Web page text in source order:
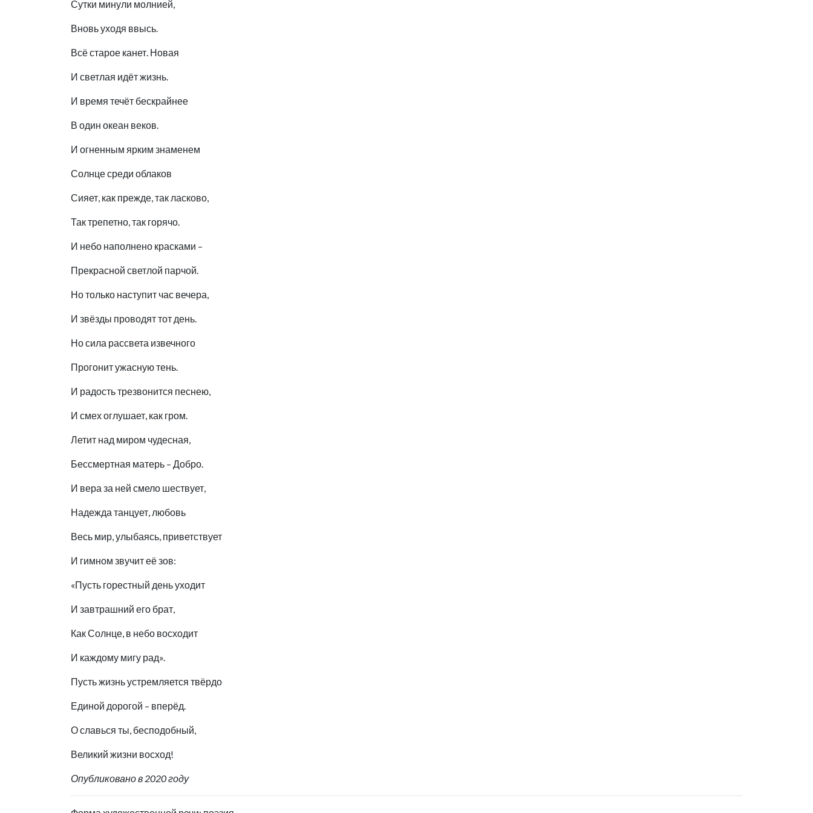
Сутки минули молнией,
Вновь уходя ввысь.
Всё старое канет. Новая
И светлая идёт жизнь.
И время течёт бескрайнее
В один океан веков.
И огненным ярким знаменем
Солнце среди облаков
Сияет, как прежде, так ласково,
Так трепетно, так горячо.
И небо наполнено красками –
Прекрасной светлой парчой.
Но только наступит час вечера,
И звёзды проводят тот день.
Но сила рассвета извечного
Прогонит ужасную тень.
И радость трезвонится песнею,
И смех оглушает, как гром.
Летит над миром чудесная,
Бессмертная матерь – Добро.
И вера за ней смело шествует,
Надежда танцует, любовь
Весь мир, улыбаясь, приветствует
И гимном звучит её зов:
«Пусть горестный день уходит
И завтрашний его брат,
Как Солнце, в небо восходит
И каждому мигу рад».
Пусть жизнь устремляется твёрдо
Единой дорогой – вперёд.
О славься ты, бесподобный,
Великий жизни восход!
Опубликовано в 2020 году